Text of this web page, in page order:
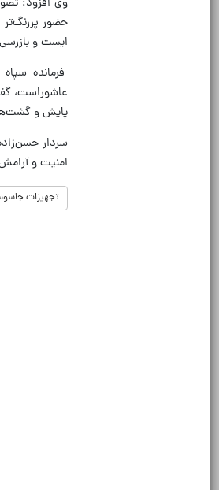
حضور
ایست و
فرمانده
عاشوراست،
پایش و
سردار
امنیت و
تجهیزات